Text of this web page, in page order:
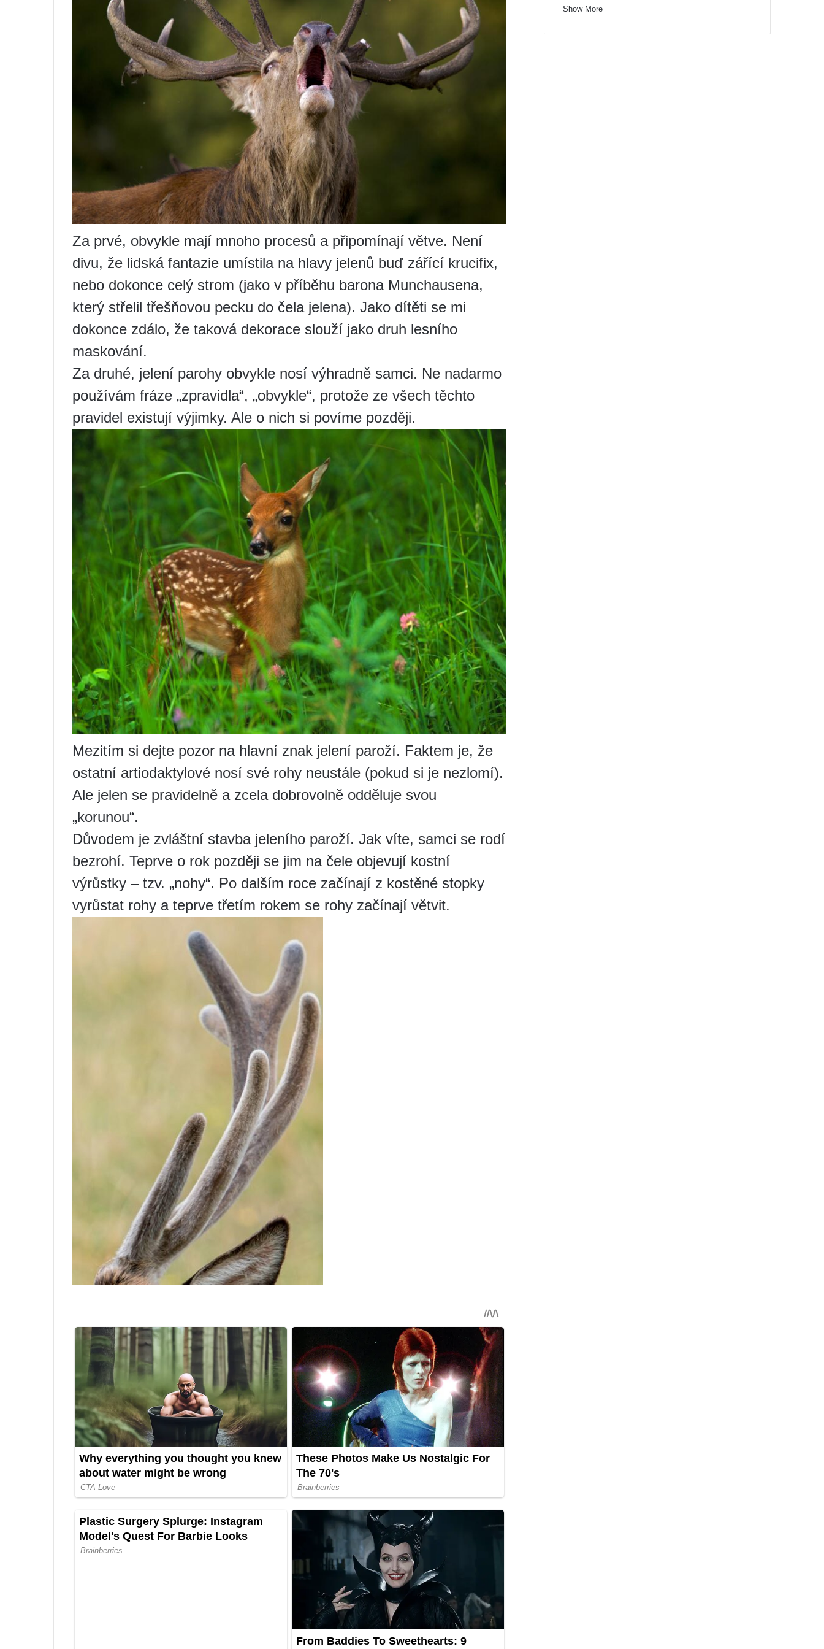
Za prvé, obvykle mají mnoho procesů a připomínají větve. Není
divu, že lidská fantazie umístila na hlavy jelenů buď zářící krucifix,
nebo dokonce celý strom (jako v příběhu barona Munchausena,
který střelil třešňovou pecku do čela jelena). Jako dítěti se mi
dokonce zdálo, že taková dekorace slouží jako druh lesního
maskování.
Za druhé, jelení parohy obvykle nosí výhradně samci. Ne nadarmo
používám fráze „zpravidla“, „obvykle“, protože ze všech těchto
pravidel existují výjimky. Ale o nich si povíme později.
Mezitím si dejte pozor na hlavní znak jelení paroží. Faktem je, že
ostatní artiodaktylové nosí své rohy neustále (pokud si je nezlomí).
Ale jelen se pravidelně a zcela dobrovolně odděluje svou
„korunou“.
Důvodem je zvláštní stavba jeleního paroží. Jak víte, samci se rodí
bezrohí. Teprve o rok později se jim na čele objevují kostní
výrůstky – tzv. „nohy“. Po dalším roce začínají z kostěné stopky
vyrůstat rohy a teprve třetím rokem se rohy začínají větvit.
Show More